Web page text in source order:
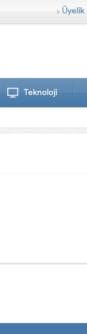
Üyelik
Teknoloji